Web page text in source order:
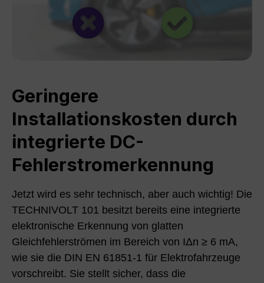
Geringere
Installationskosten durch
integrierte DC-
Fehlerstromerkennung
Jetzt wird es sehr technisch, aber auch wichtig! Die
TECHNIVOLT 101 besitzt bereits eine integrierte
elektronische Erkennung von glatten
Gleichfehlerströmen im Bereich von IΔn ≥ 6 mA,
wie sie die DIN EN 61851-1 für Elektrofahrzeuge
vorschreibt. Sie stellt sicher, dass die